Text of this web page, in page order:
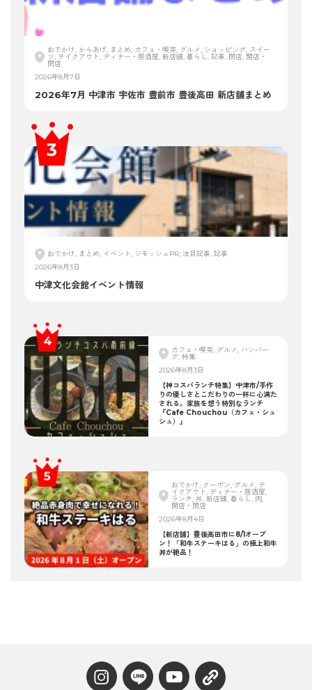
おでかけ, からあげ, まとめ, カフェ・喫茶, グルメ, ショッピング, スイー
ツ, テイクアウト, ディナー・居酒屋, 新店舗, 暮らし, 記事, 閉店, 開店・
閉店
2026年8月7日
2026年7月 中津市 宇佐市 豊前市 豊後高田 新店舗まとめ
おでかけ, まとめ, イベント, ジモッシュPR, 注目記事, 記事
2026年8月3日
中津文化会館イベント情報
カフェ・喫茶, グルメ, ハンバー
グ, 特集
2026年8月3日
【神コスパランチ特集】中津市/手作
りの優しさとこだわりの一杯に心満た
される。家族を想う特別なランチ
『Cafe Chouchou（カフェ・シュ
シュ）』
おでかけ, クーポン, グルメ, テ
イクアウト, ディナー・居酒屋,
ランチ, 丼, 新店舗, 暮らし, 肉,
開店・閉店
2026年8月4日
【新店舗】豊後高田市に8/1オープ
ン！「和牛ステーキはる」の極上和牛
丼が絶品！